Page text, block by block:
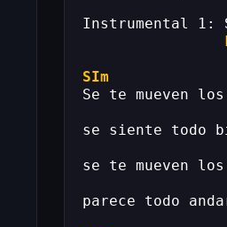
Instrumental 1:
SIm
Se te mueven
se siente todo
se te mueven
parece todo